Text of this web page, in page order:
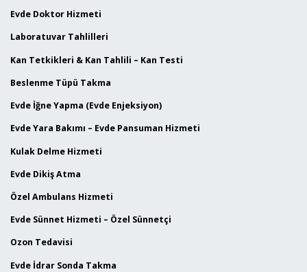
Evde Doktor Hizmeti
Laboratuvar Tahlilleri
Kan Tetkikleri & Kan Tahlili – Kan Testi
Beslenme Tüpü Takma
Evde İğne Yapma (Evde Enjeksiyon)
Evde Yara Bakımı – Evde Pansuman Hizmeti
Kulak Delme Hizmeti
Evde Dikiş Atma
Özel Ambulans Hizmeti
Evde Sünnet Hizmeti – Özel Sünnetçi
Ozon Tedavisi
Evde İdrar Sonda Takma